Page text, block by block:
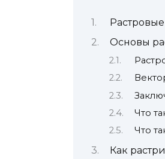
Основы
Что
Что
Как